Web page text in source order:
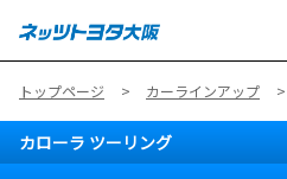
トップページ カーラインアップ
カローラ ツーリング